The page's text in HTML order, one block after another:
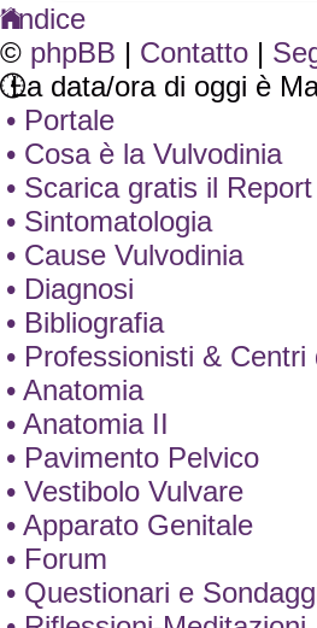
Indice
© phpBB | Contatto |
La data/ora di oggi è
• Portale
• Cosa è la Vulvodinia
• Scarica gratis il Report
• Sintomatologia
• Cause Vulvodinia
• Diagnosi
• Bibliografia
• Professionisti & Centri
• Anatomia
• Anatomia II
• Pavimento Pelvico
• Vestibolo Vulvare
• Apparato Genitale
• Forum
• Questionari e